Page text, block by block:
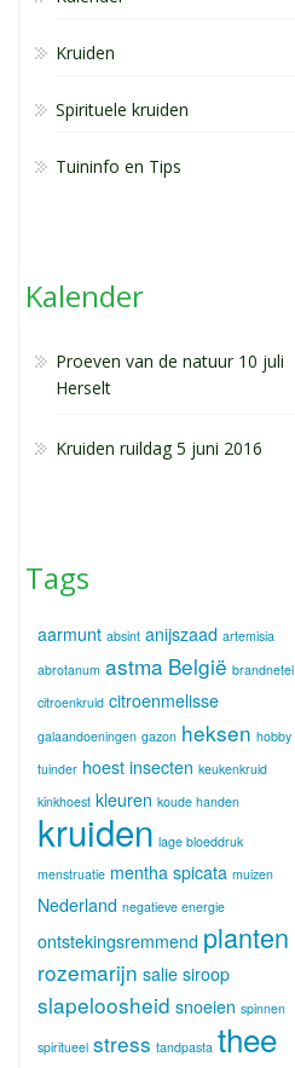
Kruiden
Spirituele kruiden
Tuininfo en Tips
Kalender
Proeven van de natuur 10 juli
Herselt
Kruiden ruildag 5 juni 2016
Tags
aarmunt absint anijszaad artemisia
abrotanum astma België brandnetel
citroenkruid citroenmelisse
galaandoeningen gazon heksen hobby
tuinder hoest insecten keukenkruid
kinkhoest kleuren koude handen
kruiden lage bloeddruk
menstruatie mentha spicata muizen
Nederland negatieve energie
ontstekingsremmend planten
rozemarijn salie siroop
slapeloosheid snoeien spinnen
spiritueel stress tandpasta thee